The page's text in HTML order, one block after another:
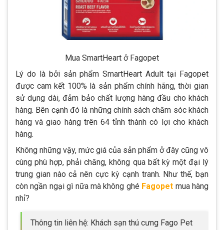
Mua SmartHeart ở Fagopet
Lý do là bởi sản phẩm SmartHeart Adult tại Fagopet
được cam kết 100% là sản phẩm chính hãng, thời gian
sử dụng dài, đảm bảo chất lượng hàng đầu cho khách
hàng. Bên cạnh đó là những chính sách chăm sóc khách
hàng và giao hàng trên 64 tỉnh thành có lợi cho khách
hàng.
Không những vậy, mức giá của sản phẩm ở đây cũng vô
cùng phù hợp, phải chăng, không qua bất kỳ một đại lý
trung gian nào cả nên cực kỳ cạnh tranh. Như thế, bạn
còn ngần ngại gì nữa mà không ghé Fagopet mua hàng
nhỉ?
Thông tin liên hệ: Khách sạn thú cưng Fago Pet